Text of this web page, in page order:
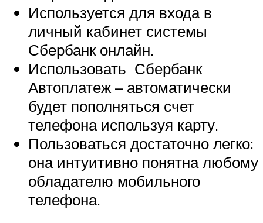
Используется для входа в
личный кабинет системы
Сбербанк онлайн.
Использовать Сбербанк
Автоплатеж – автоматически
будет пополняться счет
телефона используя карту.
Пользоваться достаточно легко:
она интуитивно понятна любому
обладателю мобильного
телефона.